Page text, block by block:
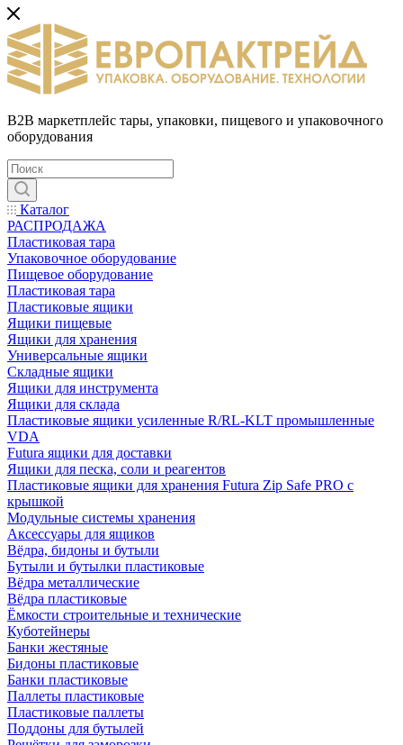
B2B маркетплейс тары, упаковки, пищевого и упаковочного
оборудования
Каталог
РАСПРОДАЖА
Пластиковая тара
Упаковочное оборудование
Пищевое оборудование
Пластиковая тара
Пластиковые ящики
Ящики пищевые
Ящики для хранения
Универсальные ящики
Складные ящики
Ящики для инструмента
Ящики для склада
Пластиковые ящики усиленные R/RL-KLT промышленные
VDA
Futura ящики для доставки
Ящики для песка, соли и реагентов
Пластиковые ящики для хранения Futura Zip Safe PRO с
крышкой
Модульные системы хранения
Аксессуары для ящиков
Вёдра, бидоны и бутыли
Бутыли и бутылки пластиковые
Вёдра металлические
Вёдра пластиковые
Ёмкости строительные и технические
Куботейнеры
Банки жестяные
Бидоны пластиковые
Банки пластиковые
Паллеты пластиковые
Пластиковые паллеты
Поддоны для бутылей